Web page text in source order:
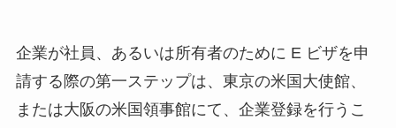
企業が社員、あるいは所有者のために E ビザを申
請する際の第一ステップは、東京の米国大使館、
または大阪の米国領事館にて、企業登録を行うこ